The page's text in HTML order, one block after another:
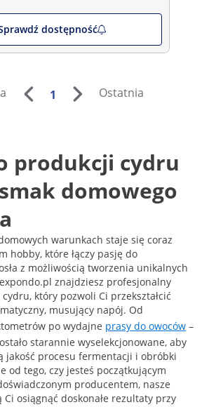
dostępność
1 Ostatnia
produkcji cydru
domowego
warunkach staje się coraz
hobby, które łączy pasję do
z możliwością tworzenia unikalnych
znajdziesz profesjonalny
który pozwoli Ci przekształcić
musujący napój. Od
po wydajne prasy do owoców –
starannie wyselekcjonowane, aby
jakość procesu fermentacji i obróbki
od tego, czy jesteś początkującym
producentem, nasze
osiągnąć doskonałe rezultaty przy